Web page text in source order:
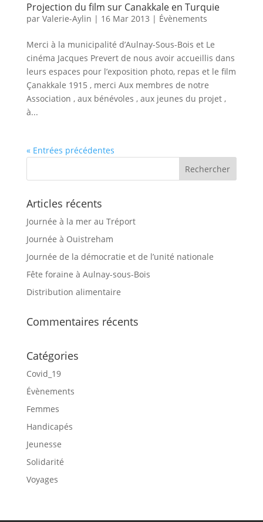
Projection du film sur Canakkale en Turquie
par Valerie-Aylin | 16 Mar 2013 | Évènements
Merci à la municipalité d’Aulnay-Sous-Bois et Le
cinéma Jacques Prevert de nous avoir accueillis dans
leurs espaces pour l’exposition photo, repas et le film
Çanakkale 1915 , merci Aux membres de notre
Association , aux bénévoles , aux jeunes du projet ,
à...
« Entrées précédentes
Articles récents
Journée à la mer au Tréport
Journée à Ouistreham
Journée de la démocratie et de l’unité nationale
Fête foraine à Aulnay-sous-Bois
Distribution alimentaire
Commentaires récents
Catégories
Covid_19
Évènements
Femmes
Handicapés
Jeunesse
Solidarité
Voyages